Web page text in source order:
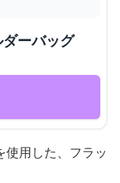
ーバッグ
使用した、フラッ